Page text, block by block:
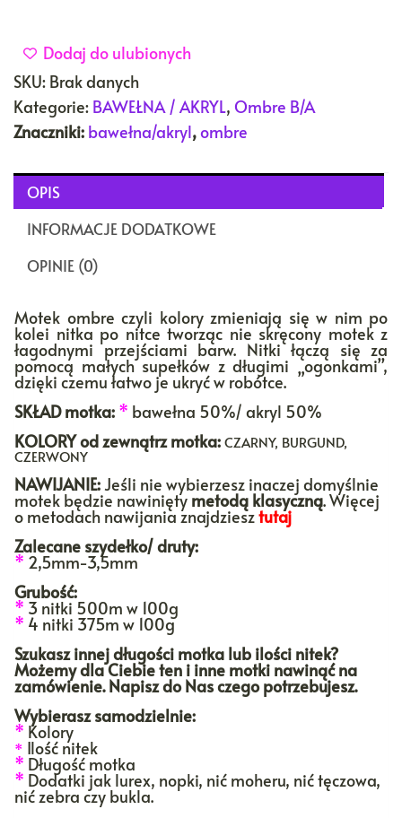
Dodaj do ulubionych
SKU: Brak danych
Kategorie: BAWEŁNA / AKRYL, Ombre B/A
Znaczniki: bawełna/akryl,ombre
OPIS
INFORMACJE DODATKOWE
OPINIE (0)
Motek ombre czyli kolory zmieniają się w nim po
kolei nitka po nitce tworząc nie skręcony motek z
łagodnymi przejściami barw. Nitki łączą się za
pomocą małych supełków z długimi „ogonkami”,
dzięki czemu łatwo je ukryć w robótce.
SKŁAD motka: * bawełna 50%/ akryl 50%
KOLORYod zewnątrz motka:CZARNY, BURGUND,
CZERWONY
NAWIJANIE: Jeśli nie wybierzesz inaczej domyślnie
motek będzie nawinięty metodą klasyczną. Więcej
o metodach nawijania znajdziesztutaj
Zalecane szydełko/ druty:
* 2,5mm-3,5mm
Grubość:
* 3 nitki 500m w 100g
* 4 nitki 375m w 100g
Szukasz innej długości motka lub ilości nitek?
Możemy dla Ciebie ten i inne motki nawinąć na
zamówienie. Napisz do Nas czego potrzebujesz.
Wybierasz samodzielnie:
* Kolory
* Ilość nitek
* Długość motka
* Dodatki jak lurex, nopki, nić moheru, nić tęczowa,
nić zebra czy bukla.